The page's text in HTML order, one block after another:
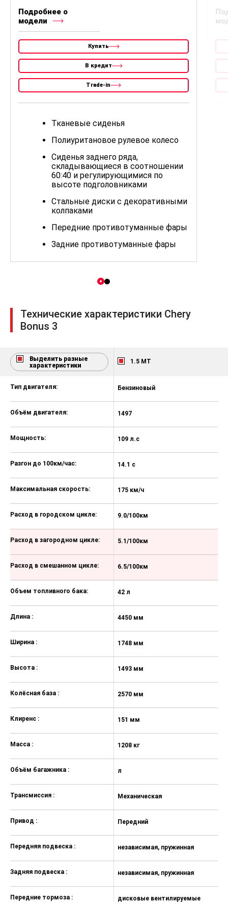
Подробнее о
модели
Купить
В кредит
Trade-in
Тканевые сиденья
Полиуритановое рулевое колесо
Сиденья заднего ряда,
складывающиеся в соотношении
60:40 и регулирующимися по
высоте подголовниками
Стальные диски с декоративными
колпаками
Передние противотуманные фары
Задние противотуманные фары
Центральный замок
Антиблокировочная система
тормозов и система
Подушки безопасности водителя и
переднего пассажира
крепление передних ремней
безопасности
3-х точечный ремень
безопасности передних сидений
3-х точечный ремень
безопасности заднего сидения
Иммобилайзер
Электрические стеклоподъемники
Электрическая регулировка угла
наклона фар
Гидравлический усилитель руля
Кондиционер
Электропривод открытия
багажника
Складной ключ с функцией
дистанционного управления
замками и стандартный ключ
Наружные зеркала заднего вида с
электрической регулировкой
Центральный подлокотник с
ящиком для хранения вещей
Водительское сиденье с
механической регулировкой в 4-х
Подогрев передних сидений**
4 динамика
Полноразмерное запасное колесо
Галогеновые фары
светодиодами
покрытием
Индикатор мгновенного расхода
Предупреждение о прохождении
Электрическая розетка 12В
Технические характеристики Chery
Bonus 3
Выделить разные
характеристики
1.5 MT
Тип двигателя:
Объём двигателя:
Мощность:
Разгон до 100км/час:
Максимальная скорость:
Расход в городском цикле:
Расход в загородном цикле:
Расход в смешанном цикле:
Объем топливного бака:
Длина :
Ширина :
Высота :
Колёсная база :
Клиренс :
Масса :
Объём багажника :
Трансмиссия :
Привод :
Передняя подвеска :
Задняя подвеска :
Передние тормоза :
Бензиновый
1497
109 л.с
14.1 с
175 км/ч
9.0/100км
5.1/100км
6.5/100км
42 л
4450 мм
1748 мм
1493 мм
2570 мм
151 мм
1208 кг
л
Механическая
Передний
независимая, пружинная
независимая, пружинная
дисковые вентилируемые